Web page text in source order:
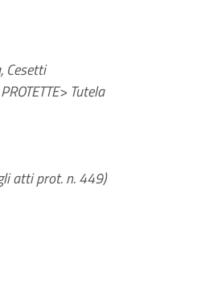
Cesetti
Tutela
atti prot. n. 449)